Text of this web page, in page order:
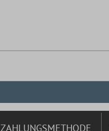
ZAHLUNGSMETHODE